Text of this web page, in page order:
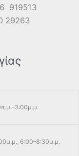
919513
29263
6:00–8:30μ.μ.